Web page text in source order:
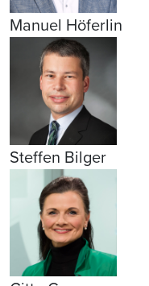
Manuel Höferlin
Steffen Bilger